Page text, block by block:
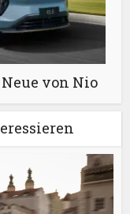
von Nio